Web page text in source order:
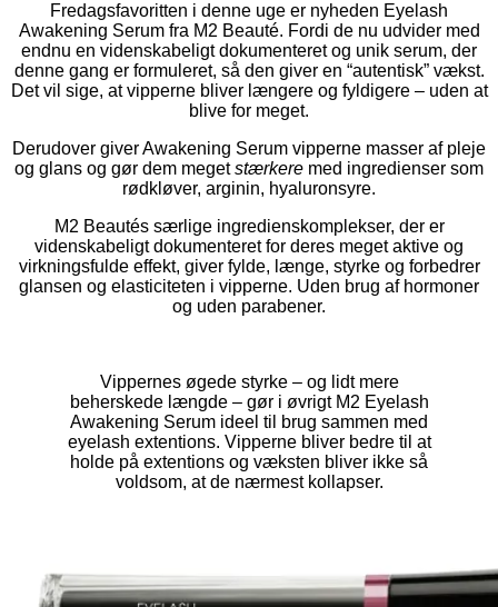
Fredagsfavoritten i denne uge er nyheden Eyelash
Awakening Serum fra M2 Beauté. Fordi de nu udvider med
endnu en videnskabeligt dokumenteret og unik serum, der
denne gang er formuleret, så den giver en “autentisk” vækst.
Det vil sige, at vipperne bliver længere og fyldigere – uden at
blive for meget.
Derudover giver Awakening Serum vipperne masser af pleje
og glans og gør dem megetstærkere med ingredienser som
rødkløver, arginin, hyaluronsyre.
M2 Beautés særlige ingredienskomplekser, der er
videnskabeligt dokumenteret for deres meget aktive og
virkningsfulde effekt, giver fylde, længe, styrke og forbedrer
glansen og elasticiteten i vipperne. Uden brug af hormoner
og uden parabener.
Vippernes øgede styrke – og lidt mere
beherskede længde – gør i øvrigt M2 Eyelash
Awakening Serum ideel til brug sammen med
eyelash extentions. Vipperne bliver bedre til at
holde på extentions og væksten bliver ikke så
voldsom, at de nærmest kollapser.